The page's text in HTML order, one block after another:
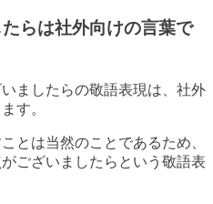
らは社外向けの言葉で
ましたらの敬語表現は、社外
す。
とは当然のことであるため、
ございましたらという敬語表